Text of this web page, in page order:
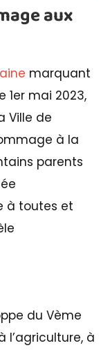
aux
marquant
1er mai 2023,
Ville de
à la
parents
à toutes et
du Vème
l’agriculture, à